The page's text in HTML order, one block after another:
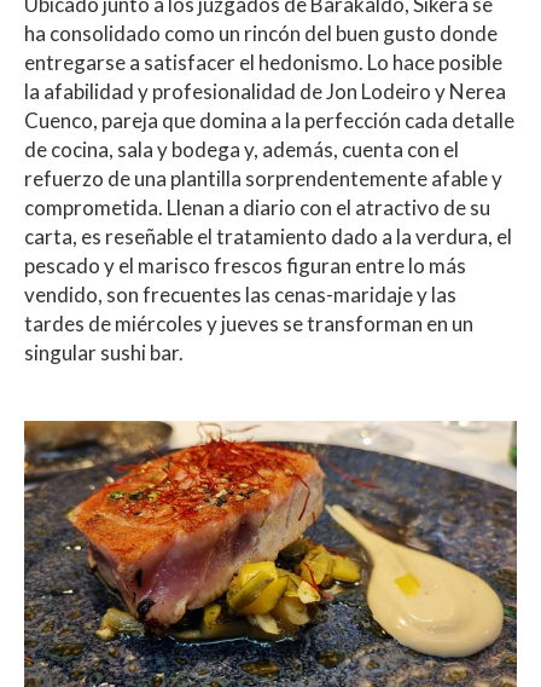
ha consolidado como un rincón del buen gusto donde
entregarse a satisfacer el hedonismo. Lo hace posible
la afabilidad y profesionalidad de Jon Lodeiro y Nerea
Cuenco, pareja que domina a la perfección cada detalle
de cocina, sala y bodega y, además, cuenta con el
refuerzo de una plantilla sorprendentemente afable y
comprometida. Llenan a diario con el atractivo de su
carta, es reseñable el tratamiento dado a la verdura, el
pescado y el marisco frescos figuran entre lo más
vendido, son frecuentes las cenas-maridaje y las
tardes de miércoles y jueves se transforman en un
singular sushi bar.